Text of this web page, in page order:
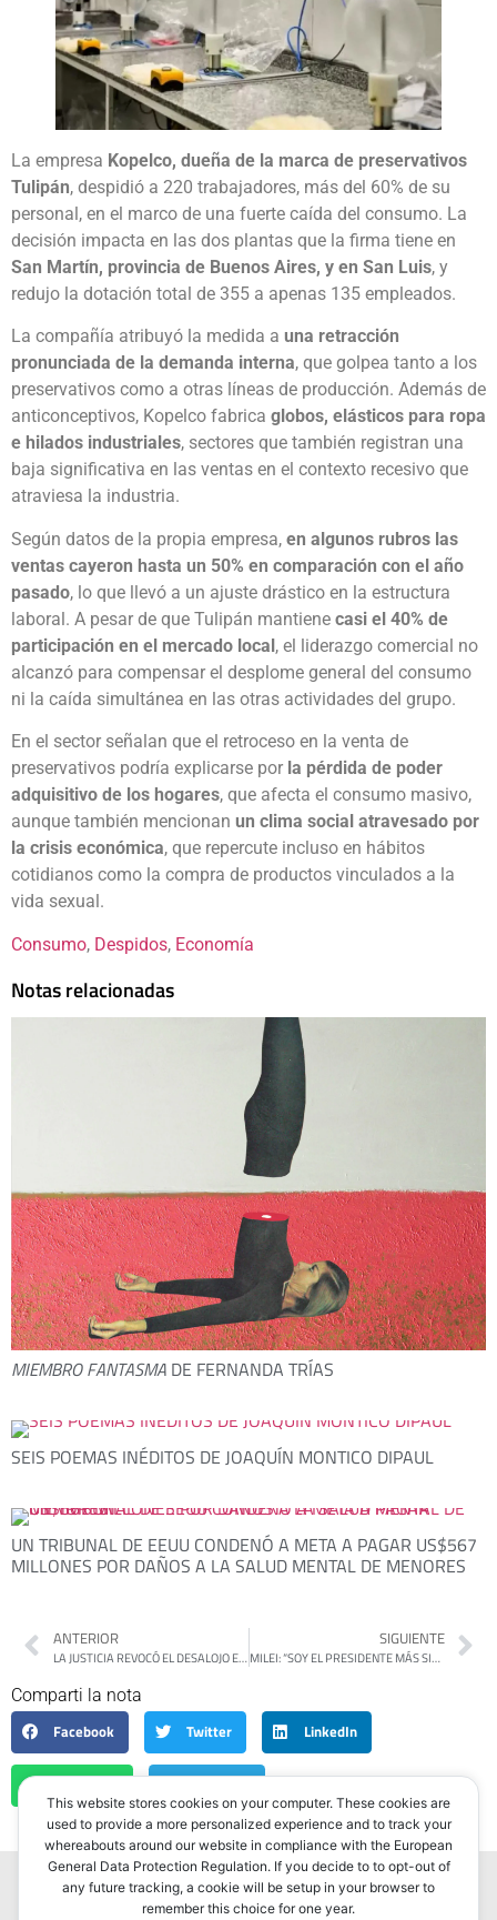
La empresa Kopelco, dueña de la marca de preservativos
Tulipán, despidió a 220 trabajadores, más del 60% de su
personal, en el marco de una fuerte caída del consumo. La
decisión impacta en las dos plantas que la firma tiene en
San Martín, provincia de Buenos Aires, y en San Luis, y
redujo la dotación total de 355 a apenas 135 empleados.
La compañía atribuyó la medida a una retracción
pronunciada de la demanda interna, que golpea tanto a los
preservativos como a otras líneas de producción. Además de
anticonceptivos, Kopelco fabrica globos, elásticos para ropa
e hilados industriales, sectores que también registran una
baja significativa en las ventas en el contexto recesivo que
atraviesa la industria.
Según datos de la propia empresa, en algunos rubros las
ventas cayeron hasta un 50% en comparación con el año
pasado, lo que llevó a un ajuste drástico en la estructura
laboral. A pesar de que Tulipán mantiene casi el 40% de
participación en el mercado local, el liderazgo comercial no
alcanzó para compensar el desplome general del consumo
ni la caída simultánea en las otras actividades del grupo.
En el sector señalan que el retroceso en la venta de
preservativos podría explicarse por la pérdida de poder
adquisitivo de los hogares, que afecta el consumo masivo,
aunque también mencionan un clima social atravesado por
la crisis económica, que repercute incluso en hábitos
cotidianos como la compra de productos vinculados a la
vida sexual.
Consumo, Despidos, Economía
Notas relacionadas
MIEMBRO FANTASMA DE FERNANDA TRÍAS
SEIS POEMAS INÉDITOS DE JOAQUÍN MONTICO DIPAUL
UN TRIBUNAL DE EEUU CONDENÓ A META A PAGAR US$567
MILLONES POR DAÑOS A LA SALUD MENTAL DE MENORES
ANTERIOR
LA JUSTICIA REVOCÓ EL DESALOJO EN FATE Y LOS TRABAJADORES IMPULSAN UNA OCUPACIÓN TEMPORAL CON CONTROL DEL GOBIERNO BONAERENSE
SIGUIENTE
MILEI: “SOY EL PRESIDENTE MÁS SIONISTA DEL MUNDO, IRÁN ES NUESTRO ENEMIGO”
Comparti la nota
Facebook
Twitter LinkedIn
This website stores cookies on your computer. These cookies are
used to provide a more personalized experience and to track your
whereabouts around our website in compliance with the European
General Data Protection Regulation. If you decide to to opt-out of
any future tracking, a cookie will be setup in your browser to
remember this choice for one year.